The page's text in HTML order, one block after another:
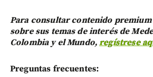
Para consultar contenido
sobre sus temas de interés de
Colombia y el Mundo,regístrese
Preguntas frecuentes: